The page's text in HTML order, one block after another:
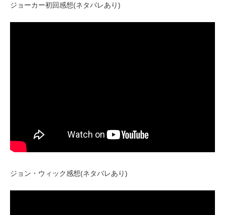
ジョーカー初回感想(ネタバレあり)
ジョン・ウィック感想(ネタバレあり)